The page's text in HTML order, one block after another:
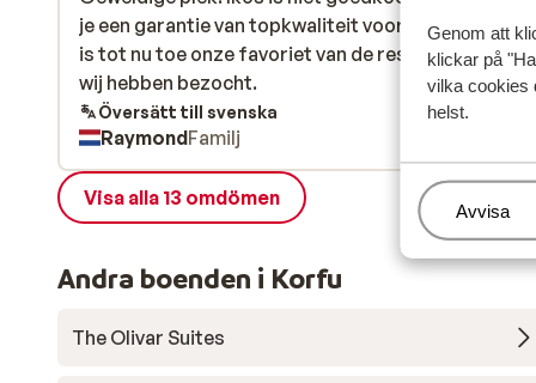
Genom att
klickar på
vilka cookies
helst.
Hantera
Avvisa
je een garantie van topkwaliteit voor terug. Ikos
is tot nu toe onze favoriet van de resorts van Ikos
wij hebben bezocht.
je een garantie van topkwaliteit voor terug. Ikos
is tot nu toe onze favoriet van de resorts van Ikos
wij hebben bezocht.
Översätt till svenska
RaymondFamilj
Visa alla 13 omdömen
Andra boenden i Korfu
The Olivar Suites